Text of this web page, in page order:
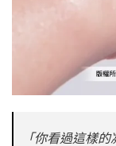
「你看過這樣